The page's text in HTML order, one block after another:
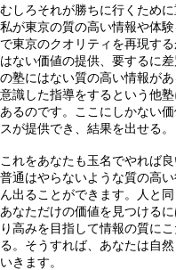
むしろそれが勝ちに行くため
私が東京の質の高い情報や体
で東京のクオリティを再現す
はない価値の提供、要するに
の塾にはない質の高い情報が
意識した指導をするという他
あるのです。ここにしかない
スが提供でき、結果を出せる。
これをあなたも玉名でやれば
普通はやらないような質の高
ん出ることができます。人と
あなただけの価値を見つける
り高みを目指して情報の質に
る。そうすれば、あなたは自
いきます。